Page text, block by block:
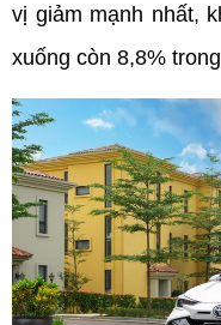
vị giảm mạnh nhất,
xuống còn 8,8%